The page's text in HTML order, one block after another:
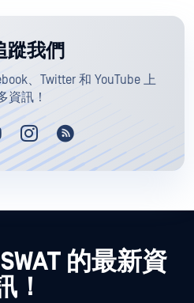
蹤我們
、Twitter 和 YouTube 上
資訊！
的最新資
！